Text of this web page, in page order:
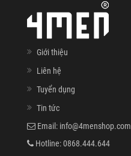
Giới thiệu
Liên hệ
Tuyển dụng
Tin tức
Email: info@4menshop.com
Hotline:0868.444.644